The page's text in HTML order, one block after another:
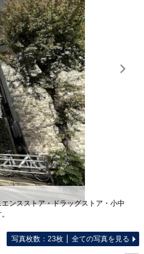
ンスストア・ドラッグストア・小中
写真枚数：23枚 全ての写真を見る